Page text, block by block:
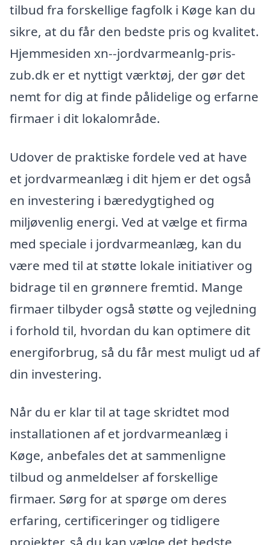
tilbud fra forskellige fagfolk i Køge kan du
sikre, at du får den bedste pris og kvalitet.
Hjemmesiden xn--jordvarmeanlg-pris-
zub.dk er et nyttigt værktøj, der gør det
nemt for dig at finde pålidelige og erfarne
firmaer i dit lokalområde.
Udover de praktiske fordele ved at have
et jordvarmeanlæg i dit hjem er det også
en investering i bæredygtighed og
miljøvenlig energi. Ved at vælge et firma
med speciale i jordvarmeanlæg, kan du
være med til at støtte lokale initiativer og
bidrage til en grønnere fremtid. Mange
firmaer tilbyder også støtte og vejledning
i forhold til, hvordan du kan optimere dit
energiforbrug, så du får mest muligt ud af
din investering.
Når du er klar til at tage skridtet mod
installationen af et jordvarmeanlæg i
Køge, anbefales det at sammenligne
tilbud og anmeldelser af forskellige
firmaer. Sørg for at spørge om deres
erfaring, certificeringer og tidligere